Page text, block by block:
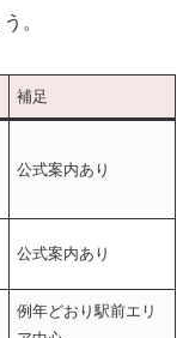
。
補足
公式案内あり
公式案内あり
例年どおり駅前エリ